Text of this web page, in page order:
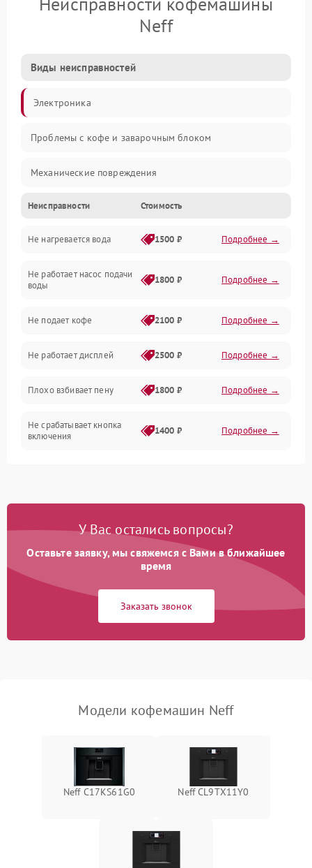
Neff
Виды неисправностей
Электроника
Проблемы с кофе и заварочным блоком
Механические повреждения
Прочие неисправности
Включение и работа
Проблемы с водой
Проблемы с капучинатором и паром
Управление и электроника
Программное обеспечение
Неисправности Стоимость
Не нагревается вода 1500 ₽ Подробнее →
Не работает насос подачи
воды
1800 ₽ Подробнее →
Не подает кофе 2100 ₽ Подробнее →
Не работает дисплей 2500 ₽ Подробнее →
Плохо взбивает пену 1800 ₽ Подробнее →
Не срабатывает кнопка
включения
1400 ₽ Подробнее →
Постоянные сбои в работе 1500 ₽ Подробнее →
У Вас остались вопросы?
Оставьте заявку, мы свяжемся с Вами в ближайшее
время
Заказать звонок
Модели кофемашин Neff
Neff C17KS61G0 Neff CL9TX11Y0